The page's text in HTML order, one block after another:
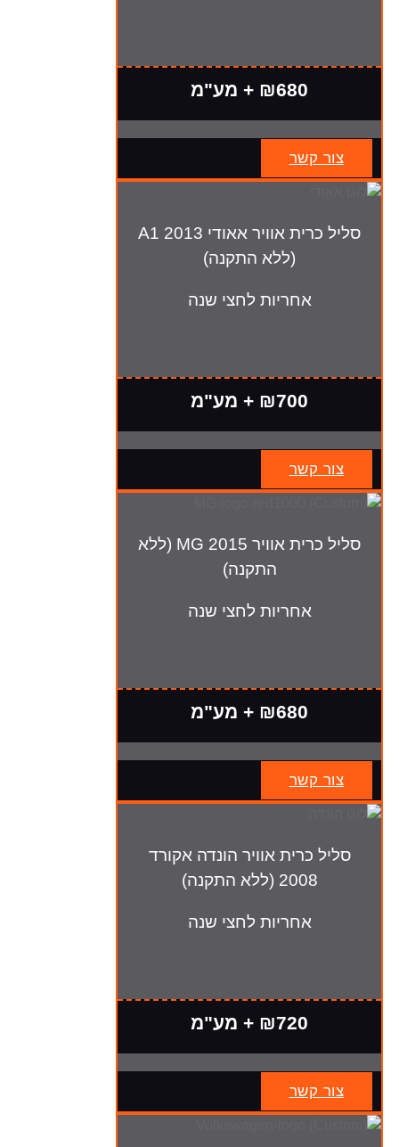
₪680 + מע"מ
צור קשר
סליל כרית אוויר אאודי A1 2013
(ללא התקנה)
אחריות לחצי שנה
₪700 + מע"מ
צור קשר
סליל כרית אוויר MG 2015 (ללא
התקנה)
אחריות לחצי שנה
₪680 + מע"מ
צור קשר
סליל כרית אוויר הונדה אקורד
2008 (ללא התקנה)
אחריות לחצי שנה
₪720 + מע"מ
צור קשר